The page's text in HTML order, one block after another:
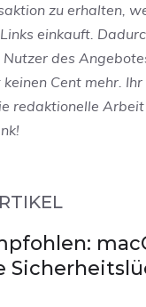
zu erhalten,
einkauft.
des
Cent mehr.
redaktionelle